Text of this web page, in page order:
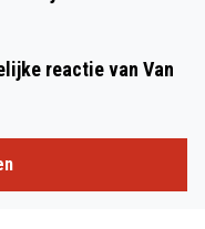
reactie van Van